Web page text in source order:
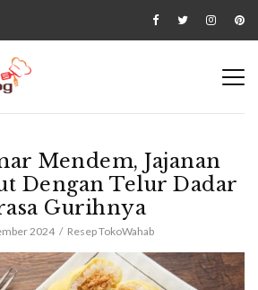
Mendem, Jajanan
Dengan Telur Dadar
Gurihnya
2024 Resep TokoWahab